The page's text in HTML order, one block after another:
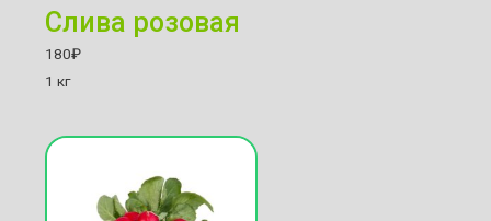
Слива розовая
180₽
1 кг